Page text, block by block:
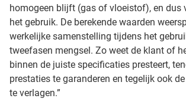
homogeen blijft (gas of vloeistof), en dus
het gebruik. De berekende waarden
werkelijke samenstelling tijdens het
tweefasen mengsel. Zo weet de klant of
binnen de juiste specificaties presteert,
prestaties te garanderen en tegelijk ook
te verlagen.”